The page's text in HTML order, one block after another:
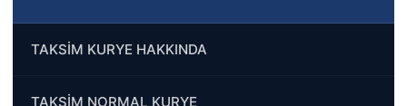
TAKSİM KURYE HAKKINDA
TAKSİM NORMAL KURYE